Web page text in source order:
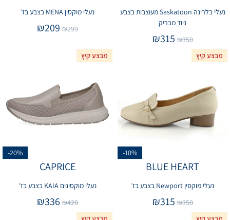
נעלי בלרינה Saskatoon מעוצבות בצבע
ניוד מבריק
₪350
₪315
נעלי מוקסין MENA בצבע בז׳
₪299
₪209
מבצע קיץ
-10%
BLUE HEART
נעלי מוקסין Newport בצבע בז׳
₪350
₪315
מבצע קיץ
-20%
CAPRICE
נעלי מוקסינים KAIA בצבע בז'
₪420
₪336